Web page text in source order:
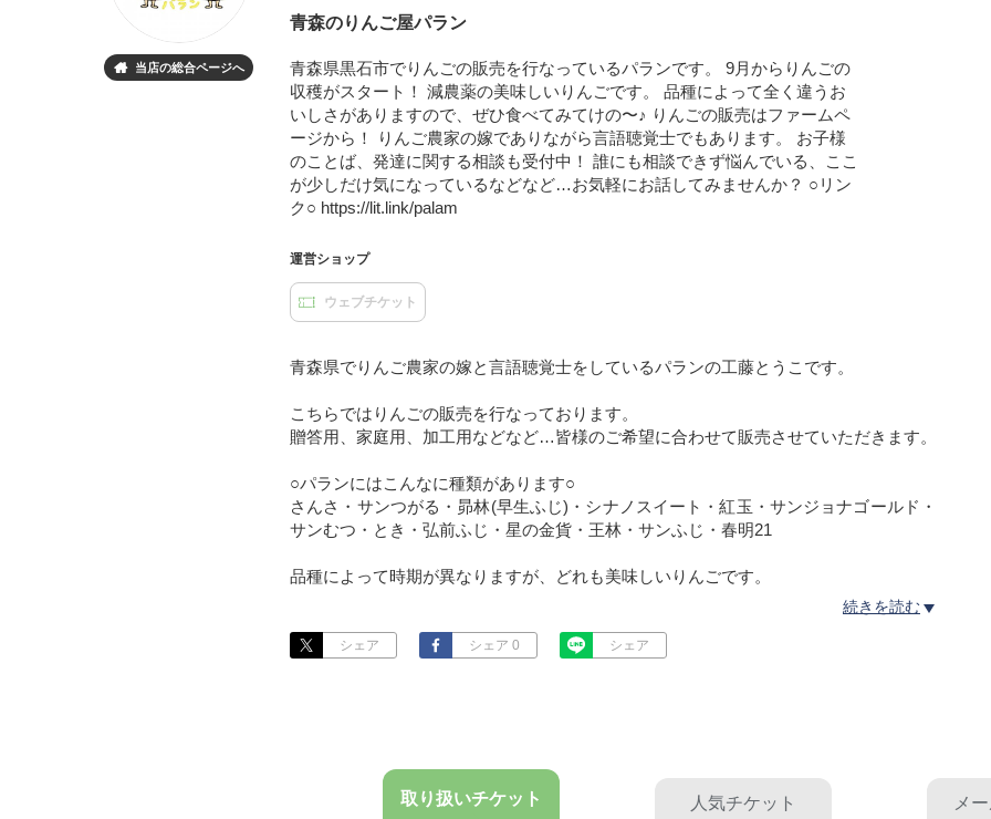
 当店の総合ページへ
青森のりんご屋パラン
青森県黒石市でりんごの販売を行なっているパランです。 9月からりんごの
収穫がスタート！ 減農薬の美味しいりんごです。 品種によって全く違うお
いしさがありますので、ぜひ食べてみてけの〜♪ りんごの販売はファームペ
ージから！ りんご農家の嫁でありながら言語聴覚士でもあります。 お子様
のことば、発達に関する相談も受付中！ 誰にも相談できず悩んでいる、ここ
が少しだけ気になっているなどなど…お気軽にお話してみませんか？ ○リン
ク○ https://lit.link/palam
運営ショップ
ウェブチケット
青森県でりんご農家の嫁と言語聴覚士をしているパランの工藤とうこです。
こちらではりんごの販売を行なっております。
贈答用、家庭用、加工用などなど…皆様のご希望に合わせて販売させていただきます。
○パランにはこんなに種類があります○
さんさ・サンつがる・昴林(早生ふじ)・シナノスイート・紅玉・サンジョナゴールド・
サンむつ・とき・弘前ふじ・星の金貨・王林・サンふじ・春明21
品種によって時期が異なりますが、どれも美味しいりんごです。
パランの農園では農作業省力化の為の農薬(主に摘果剤、摘葉剤、除草剤)は使用してお
摘葉剤…りんごに赤い色をつける為に葉を落とす農薬
続きを読む
シェア シェア 0 シェア
取り扱いチケット 人気チケット メ